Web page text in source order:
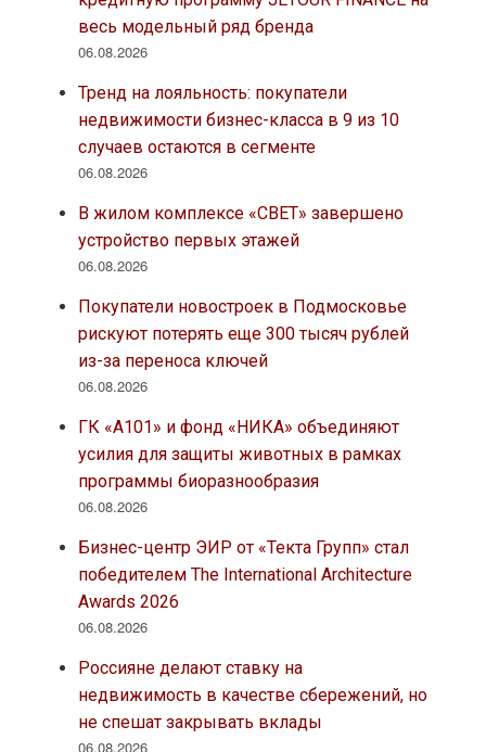
весь модельный ряд бренда
06.08.2026
Тренд на лояльность: покупатели
недвижимости бизнес-класса в 9 из 10
случаев остаются в сегменте
06.08.2026
В жилом комплексе «СВЕТ» завершено
устройство первых этажей
06.08.2026
Покупатели новостроек в Подмосковье
рискуют потерять еще 300 тысяч рублей
из-за переноса ключей
06.08.2026
ГК «А101» и фонд «НИКА» объединяют
усилия для защиты животных в рамках
программы биоразнообразия
06.08.2026
Бизнес-центр ЭИР от «Текта Групп» стал
победителем The International Architecture
Awards 2026
06.08.2026
Россияне делают ставку на
недвижимость в качестве сбережений, но
не спешат закрывать вклады
06.08.2026